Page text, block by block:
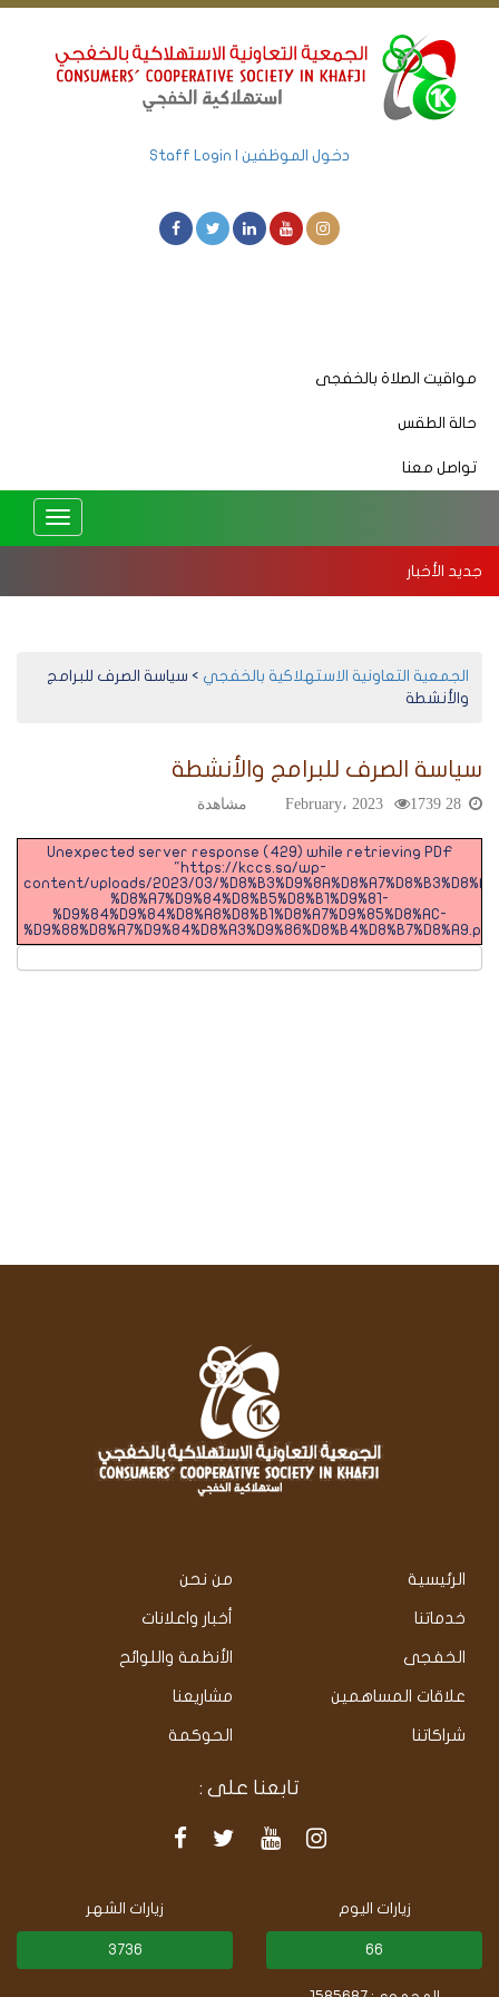
دخول الموظفين | Staff Login
مواقيت الصلاة بالخفجى
حالة الطقس
تواصل معنا
Toggle
جديد الأخبار
الجمعية التعاونية الاستهلاكية بالخفجي > سياسة الصرف للبرامج
والأنشطة
سياسة الصرف للبرامج والأنشطة
28 February، 2023 1739 مشاهدة
Unexpected server response (429) while retrieving PDF
"https://kccs.sa/wp-
content/uploads/2023/03/
%D8%A7%D9%84%D8%B5%D8%B1%D9%81-
%D9%84%D9%84%D8%A8%D8%B1%D8%A7%D9%85%D8%AC-
الرئيسية من نحن
خدماتنا أخبار واعلانات
الخفجى الأنظمة واللوائح
علاقات المساهمين مشاريعنا
شراكاتنا الحوكمة
تابعنا على :
زيارات اليوم
66
زيارات الشهر
3736